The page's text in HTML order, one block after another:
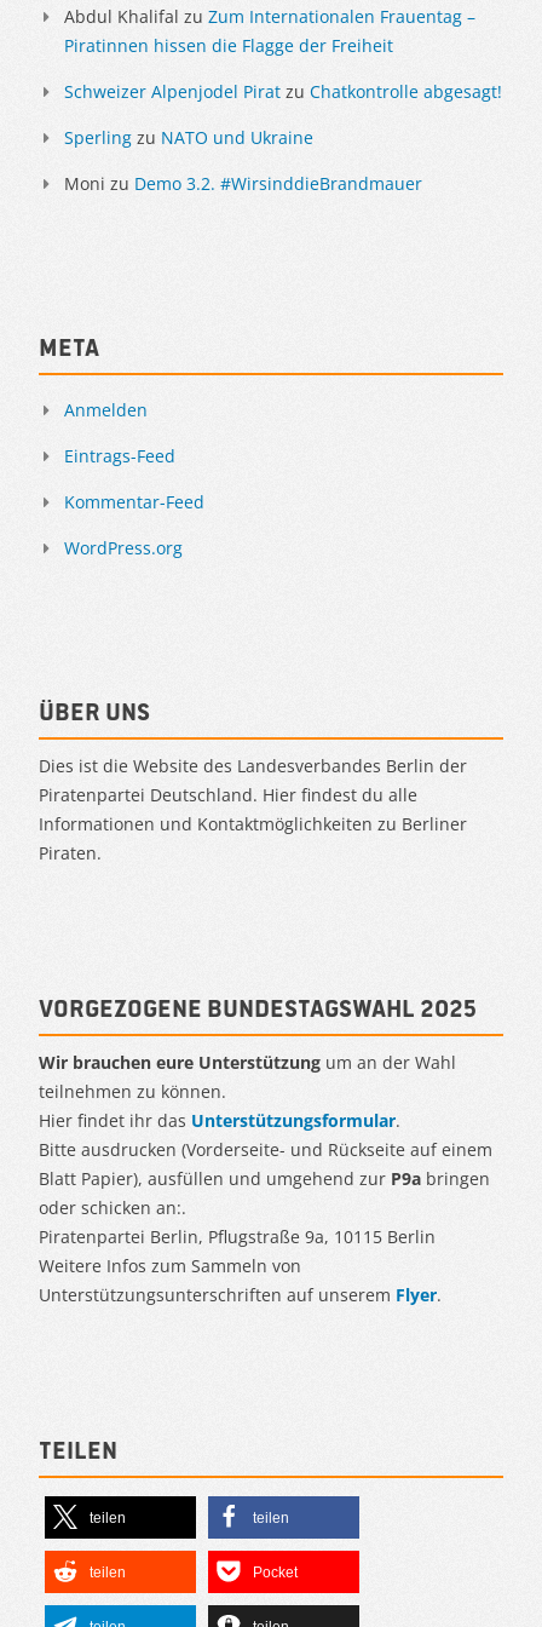
Abdul Khalifal zu Zum Internationalen Frauentag –
Piratinnen hissen die Flagge der Freiheit
Schweizer Alpenjodel Pirat zu Chatkontrolle abgesagt!
Sperling zu NATO und Ukraine
Moni zu Demo 3.2. #WirsinddieBrandmauer
Meta
Anmelden
Eintrags-Feed
Kommentar-Feed
WordPress.org
Über uns
Dies ist die Website des Landesverbandes Berlin der
Piratenpartei Deutschland. Hier findest du alle
Informationen und Kontaktmöglichkeiten zu Berliner
Piraten.
Vorgezogene Bundestagswahl 2025
Wir brauchen eure Unterstützung um an der Wahl
teilnehmen zu können.
Hier findet ihr das Unterstützungsformular.
Bitte ausdrucken (Vorderseite- und Rückseite auf einem
Blatt Papier), ausfüllen und umgehend zur P9a bringen
oder schicken an:.
Piratenpartei Berlin, Pflugstraße 9a, 10115 Berlin
Weitere Infos zum Sammeln von
Unterstützungsunterschriften auf unserem Flyer.
Teilen
teilen teilen
teilen Pocket